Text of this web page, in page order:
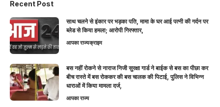
Recent Post
साथ चलने से इंकार पर भड़का पति, मामा के घर आई पत्नी की गर्दन पर
ब्लेड से किया हमला; आरोपी गिरफ्तार,
आपका राज्यक्राइम
बस नहीं रोकने से नाराज निजी सुरक्षा गार्ड ने बाईक से बस का पीछा कर
बीच रास्ते में बस रोककर की बस चालक की पिटाई, पुलिस ने विभिन्न
धाराओं में किया मामला दर्ज,
आपका राज्य